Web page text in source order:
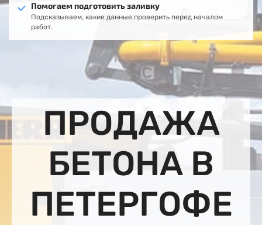
Помогаем подготовить заливку
Подсказываем, какие данные проверить перед началом
работ.
ПРОДАЖА
БЕТОНА В
ПЕТЕРГОФЕ